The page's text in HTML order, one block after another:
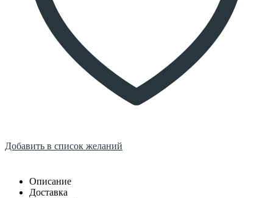
Добавить в список желаний
Описание
Доставка